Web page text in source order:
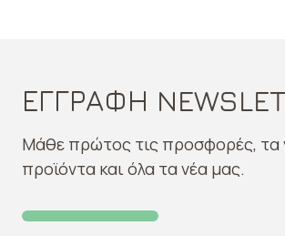
ΕΓΓΡΑΦΗ
Μάθε πρώτος τις προσφορές, τα
προϊόντα και όλα τα νέα μας.